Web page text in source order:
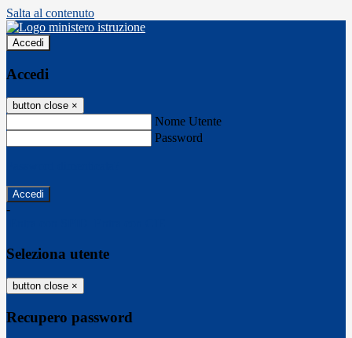
Salta al contenuto
Accedi
Accedi
button close ×
Nome Utente
Password
-
Seleziona utente
button close ×
Recupero password